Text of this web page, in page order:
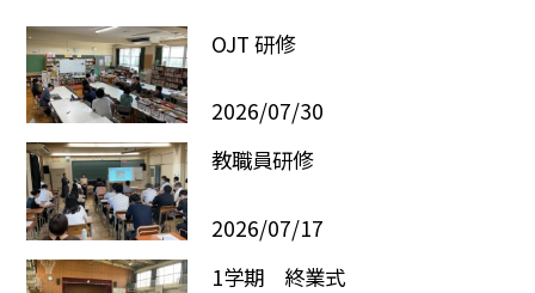
OJT 研修
2026/07/30
教職員研修
2026/07/17
1学期 終業式